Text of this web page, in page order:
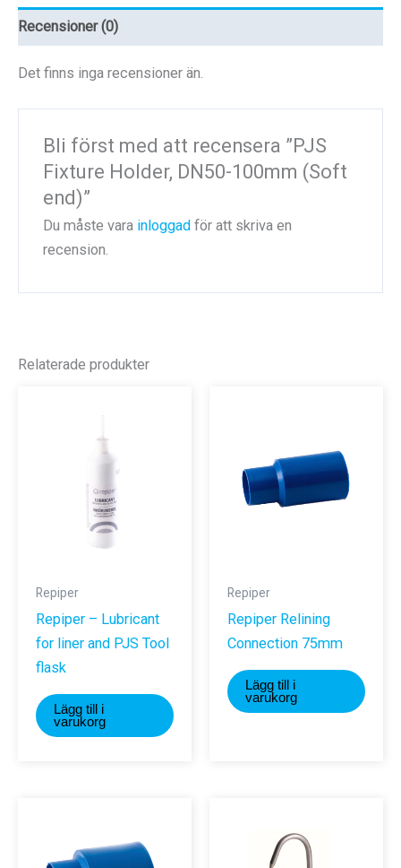
end)
mängd
Recensioner (0)
Det finns inga recensioner än.
Bli först med att recensera ”PJS
Fixture Holder, DN50-100mm (Soft
end)”
Du måste vara inloggad för att skriva en
recension.
Relaterade produkter
Repiper
Repiper – Lubricant
for liner and PJS Tool
flask
Lägg till i
varukorg
Repiper
Repiper Relining
Connection 75mm
Lägg till i
varukorg